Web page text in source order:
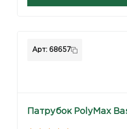
Арт: 68657
Патрубок PolyMax